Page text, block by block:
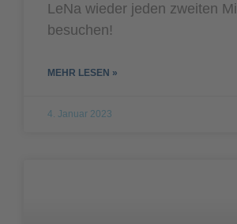
LeNa wieder jeden zweiten
besuchen!
MEHR LESEN »
4. Januar 2023